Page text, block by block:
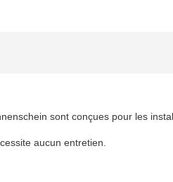
sont conçues pour les
aucun entretien.